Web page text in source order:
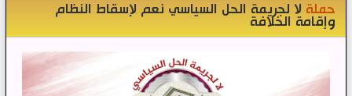
منبر الصحافة
تواصل معنا
حملة لا لجريمة الحل السياسي نعم لإسقاط النظام
وإقامة الخلافة